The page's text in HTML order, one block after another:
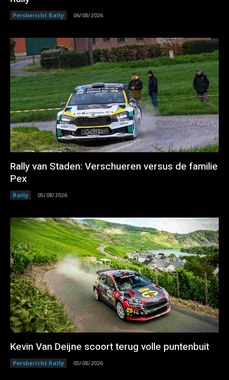
Persbericht Rally 06/08/2026
Rally van Staden: Verschueren versus de familie
Pex
Rally 05/08/2026
Kevin Van Deijne scoort terug volle puntenbuit
Persbericht Rally 03/08/2026